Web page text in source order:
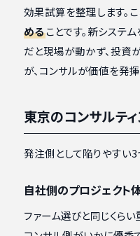
効果試算を整理します。
めることです。新システ
だと現場が動かず、投資
が、コンサルが価値を発
東京のコンサルテ
発注側として陥りやすい3
自社側のプロジェクト
ファーム選びと同じくらい